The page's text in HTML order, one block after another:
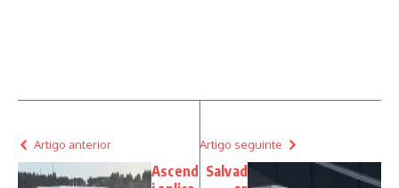
Artigo anterior
Ascend
Artigo seguinte
Salvad